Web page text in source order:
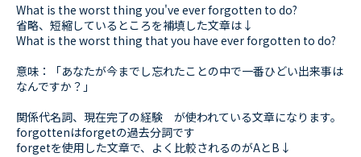
What is the worst thing you've ever forgotten to do?
省略、短縮しているところを補填した文章は↓
What is the worst thing that you have ever forgotten to do?
意味：「あなたが今までし忘れたことの中で一番ひどい出来事は
なんですか？」
関係代名詞、現在完了の経験 が使われている文章になります。
forgottenはforgetの過去分詞です
forgetを使用した文章で、よく比較されるのがAとB↓